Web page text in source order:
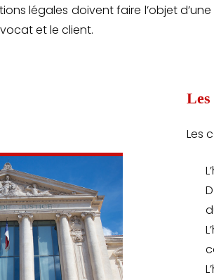
légales doivent faire l’objet
et le client.
Les